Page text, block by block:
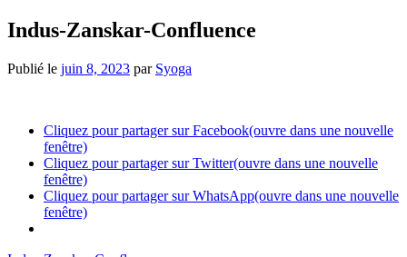
Indus-Zanskar-Confluence
Publié le juin 8, 2023 par Syoga
Cliquez pour partager sur Facebook(ouvre dans une nouvelle
fenêtre)
Cliquez pour partager sur Twitter(ouvre dans une nouvelle
fenêtre)
Cliquez pour partager sur WhatsApp(ouvre dans une nouvelle
fenêtre)